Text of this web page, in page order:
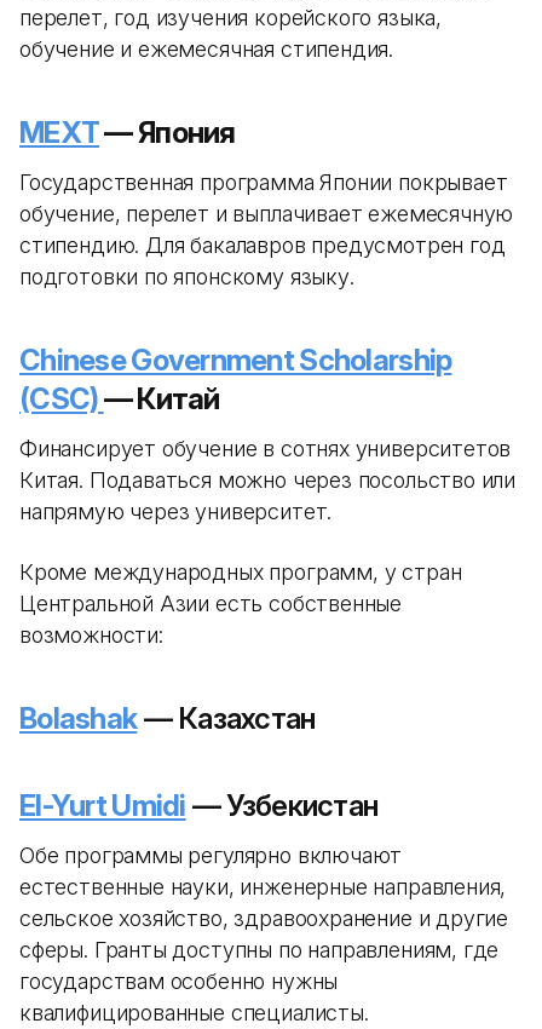
перелет, год изучения корейского языка,
обучение и ежемесячная стипендия.
MEXT— Япония
Государственная программа Японии покрывает
обучение, перелет и выплачивает ежемесячную
стипендию. Для бакалавров предусмотрен год
подготовки по японскому языку.
Chinese Government Scholarship
(CSC)— Китай
Финансирует обучение в сотнях университетов
Китая. Подаваться можно через посольство или
напрямую через университет.
Кроме международных программ, у стран
Центральной Азии есть собственные
возможности:
Bolashak— Казахстан
El-Yurt Umidi — Узбекистан
Обе программы регулярно включают
естественные науки, инженерные направления,
сельское хозяйство, здравоохранение и другие
сферы. Гранты доступны по направлениям, где
государствам особенно нужны
квалифицированные специалисты.